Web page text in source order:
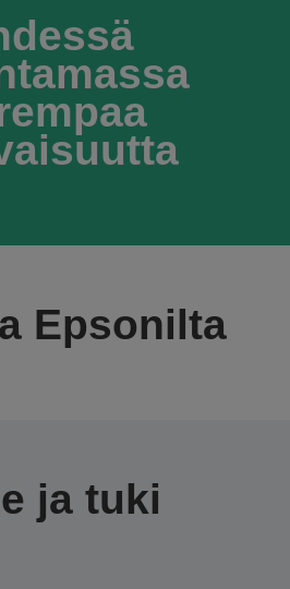
Epsonilta
ja tuki